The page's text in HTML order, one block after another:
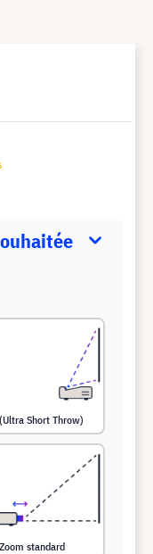
Short Throw)
Zoom standard